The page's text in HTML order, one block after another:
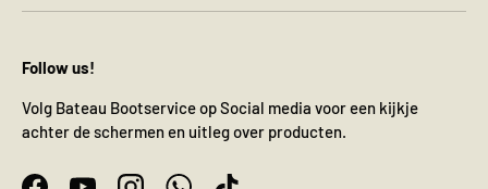
Follow us!
Volg Bateau Bootservice op Social media voor een kijkje
achter de schermen en uitleg over producten.